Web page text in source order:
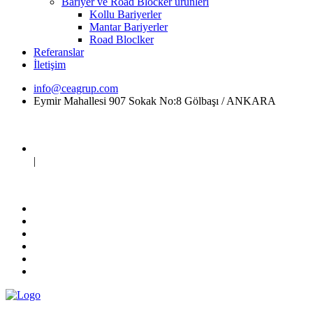
Kollu Bariyerler
Mantar Bariyerler
Road Bloclker
Referanslar
İletişim
info@ceagrup.com
Eymir Mahallesi 907 Sokak No:8 Gölbaşı / ANKARA
|